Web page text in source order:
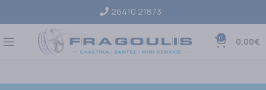
26410 21873
0 0,00€